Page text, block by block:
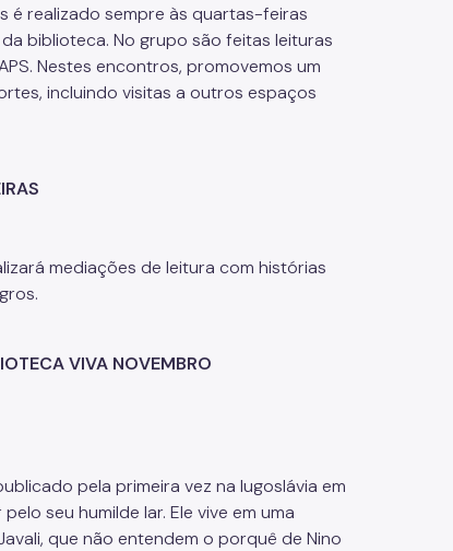
é realizado sempre às quartas-feiras
biblioteca. No grupo são feitas leituras
Nestes encontros, promovemos um
incluindo visitas a outros espaços
mediações de leitura com histórias
VIVA NOVEMBRO
pela primeira vez na Iugoslávia em
seu humilde lar. Ele vive em uma
que não entendem o porquê de Nino